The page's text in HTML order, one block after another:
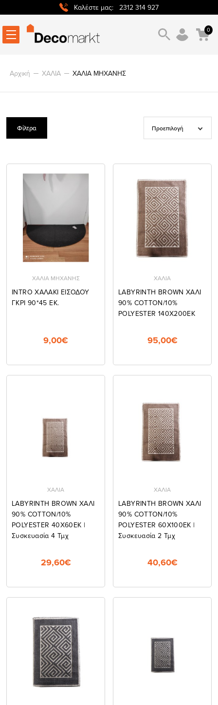
Καλέστε μας: 2312 314 927
0
Αρχική ΧΑΛΙΑ ΧΑΛΙΑ ΜΗΧΑΝΗΣ
Φίλτρα
ΧΑΛΙΑ ΜΗΧΑΝΗΣ
INTRO ΧΑΛΑΚΙ ΕΙΣΟΔΟΥ
ΓΚΡΙ 90*45 EK.
9,00€
ΧΑΛΙΑ
LABYRINTH BROWN ΧΑΛΙ
90% COTTON/10%
POLYESTER 140Χ200ΕΚ
95,00€
ΧΑΛΙΑ
LABYRINTH BROWN ΧΑΛΙ
90% COTTON/10%
POLYESTER 40Χ60ΕΚ |
Συσκευασία 4 Τμχ
29,60€
ΧΑΛΙΑ
LABYRINTH BROWN ΧΑΛΙ
90% COTTON/10%
POLYESTER 60Χ100ΕΚ |
Συσκευασία 2 Τμχ
40,60€